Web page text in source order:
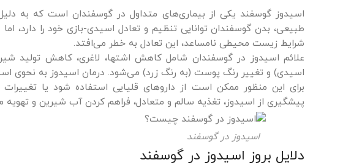
اسیدوز گوسفند یکی از بیماری‌های متداول در گوسفندان است که به
طبیعی، بدن گوسفندان توانایی تنظیم و تعادل اسیدی-بازی خود را دارد،
شرایط زیست محیطی نامساعد، این تعادل به خطر می‌افتد.
علائم اسیدوز در گوسفندان شامل کاهش اشتها، لاغری، کاهش تولید
اسیدی) و تغییر رنگ پوست (به رنگ زرد) می‌شود. درمان اسیدوز به نحوی
برای این منظور ممکن است از داروهای قلیایی استفاده شود یا
پیشگیری از اسیدوز، تغذیه سالم و متعادل، فراهم کردن آب شیرین و
اسیدوز در گوسفند
دلایل بروز اسیدوز در گوسفند